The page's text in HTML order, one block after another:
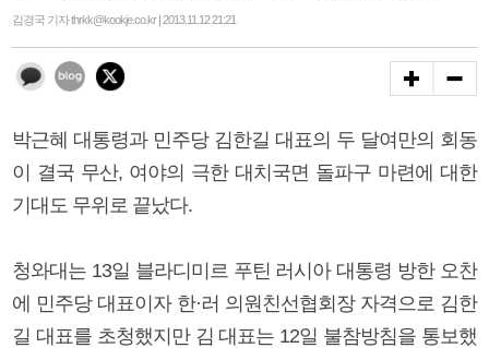
김경국 기자 thrkk@kookje.co.kr | 2013.11.12 21:21
박근혜 대통령과 민주당 김한길 대표의 두 달여만의 회동
이 결국 무산, 여야의 극한 대치국면 돌파구 마련에 대한
기대도 무위로 끝났다.
청와대는 13일 블라디미르 푸틴 러시아 대통령 방한 오찬
에 민주당 대표이자 한·러 의원친선협회장 자격으로 김한
길 대표를 초청했지만 김 대표는 12일 불참방침을 통보했